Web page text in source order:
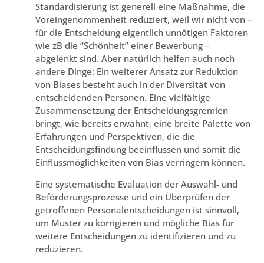
Standardisierung ist generell eine Maßnahme, die
Voreingenommenheit reduziert, weil wir nicht von –
für die Entscheidung eigentlich unnötigen Faktoren
wie zB die “Schönheit” einer Bewerbung –
abgelenkt sind. Aber natürlich helfen auch noch
andere Dinge: Ein weiterer Ansatz zur Reduktion
von Biases besteht auch in der Diversität von
entscheidenden Personen. Eine vielfältige
Zusammensetzung der Entscheidungsgremien
bringt, wie bereits erwähnt, eine breite Palette von
Erfahrungen und Perspektiven, die die
Entscheidungsfindung beeinflussen und somit die
Einflussmöglichkeiten von Bias verringern können.
Eine systematische Evaluation der Auswahl- und
Beförderungsprozesse und ein Überprüfen der
getroffenen Personalentscheidungen ist sinnvoll,
um Muster zu korrigieren und mögliche Bias für
weitere Entscheidungen zu identifizieren und zu
reduzieren.